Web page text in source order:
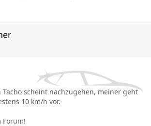
Tacho scheint nachzugehen, meiner geht
10 km/h vor.
Forum!